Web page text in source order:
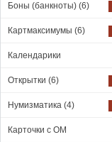
Боны (банкноты) (6)
Картмаксимумы (6)
Календарики
Открытки (6)
Нумизматика (4)
Карточки с ОМ